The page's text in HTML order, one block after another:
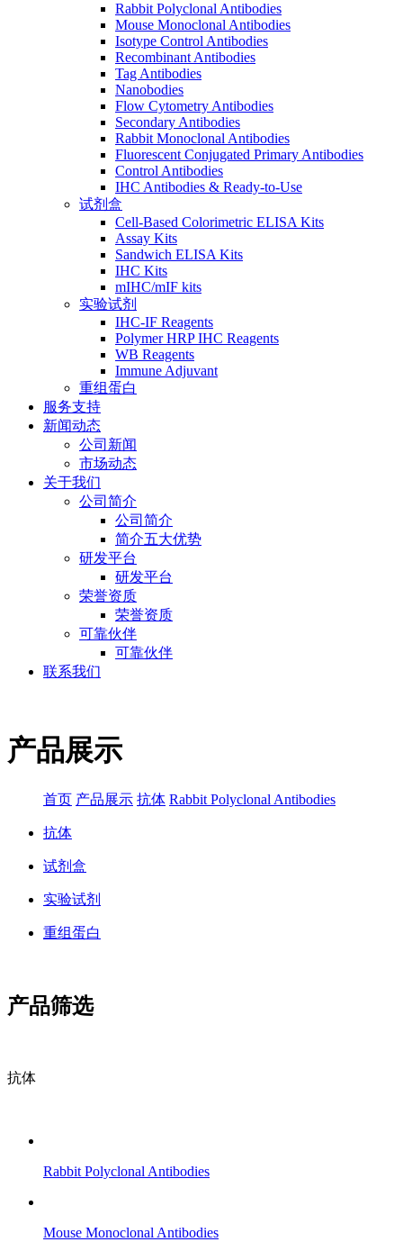
Rabbit Polyclonal Antibodies
Mouse Monoclonal Antibodies
Isotype Control Antibodies
Recombinant Antibodies
Tag Antibodies
Nanobodies
Flow Cytometry Antibodies
Secondary Antibodies
Rabbit Monoclonal Antibodies
Fluorescent Conjugated Primary Antibodies
Control Antibodies
IHC Antibodies & Ready-to-Use
试剂盒
Cell-Based Colorimetric ELISA Kits
Assay Kits
Sandwich ELISA Kits
IHC Kits
mIHC/mIF kits
实验试剂
IHC-IF Reagents
Polymer HRP IHC Reagents
WB Reagents
Immune Adjuvant
重组蛋白
服务支持
新闻动态
公司新闻
市场动态
关于我们
公司简介
公司简介
简介五大优势
研发平台
研发平台
荣誉资质
荣誉资质
可靠伙伴
可靠伙伴
联系我们
产品展示
首页 产品展示 抗体 Rabbit Polyclonal Antibodies
抗体
试剂盒
实验试剂
重组蛋白
产品筛选
抗体
Rabbit Polyclonal Antibodies
Mouse Monoclonal Antibodies